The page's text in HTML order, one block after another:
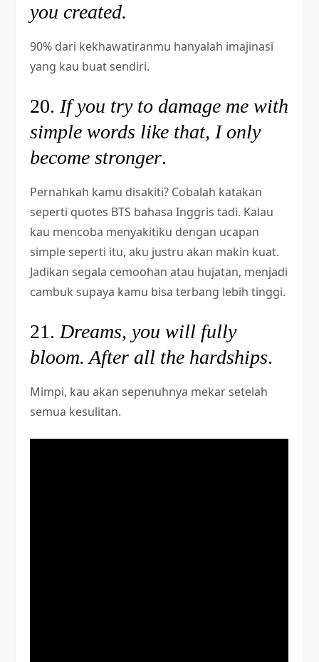
you created.
90% dari kekhawatiranmu hanyalah imajinasi
yang kau buat sendiri.
20. If you try to damage me with
simple words like that, I only
become stronger.
Pernahkah kamu disakiti? Cobalah katakan
seperti quotes BTS bahasa Inggris tadi. Kalau
kau mencoba menyakitiku dengan ucapan
simple seperti itu, aku justru akan makin kuat.
Jadikan segala cemoohan atau hujatan, menjadi
cambuk supaya kamu bisa terbang lebih tinggi.
21. Dreams, you will fully
bloom. After all the hardships.
Mimpi, kau akan sepenuhnya mekar setelah
semua kesulitan.